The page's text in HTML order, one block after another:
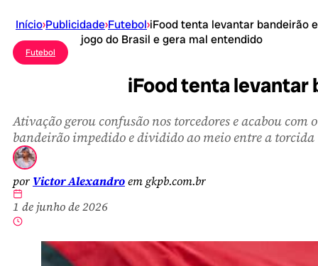
Início›Publicidade›Futebol›iFood tenta levantar bandeirão
jogo do Brasil e gera mal entendido
Futebol
iFood tenta levantar
Ativação gerou confusão nos torcedores e acabou com o
bandeirão impedido e dividido ao meio entre a torcida
por Victor Alexandroem gkpb.com.br
1 de junho de 2026